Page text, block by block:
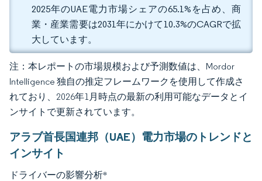
2025年のUAE電力市場シェアの65.1%を占め、商
業・産業需要は2031年にかけて10.3%のCAGRで拡
大しています。
注：本レポートの市場規模および予測数値は、Mordor
Intelligence 独自の推定フレームワークを使用して作成さ
れており、2026年1月時点の最新の利用可能なデータとイ
ンサイトで更新されています。
アラブ首長国連邦（UAE）電力市場のトレンドと
インサイト
ドライバーの影響分析*